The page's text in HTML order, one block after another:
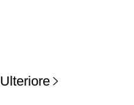
Ulteriore